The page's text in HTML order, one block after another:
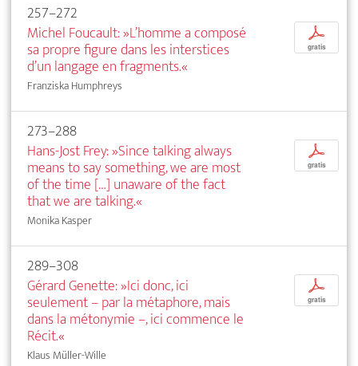
257–272
Michel Foucault: »L’homme a composé
sa propre figure dans les interstices
d’un langage en fragments.«
Franziska Humphreys
p
gratis
273–288
Hans-Jost Frey: »Since talking always
means to say something, we are most
of the time […] unaware of the fact
that we are talking.«
Monika Kasper
p
gratis
289–308
Gérard Genette: »Ici donc, ici
seulement – par la métaphore, mais
dans la métonymie –, ici commence le
Récit.«
Klaus Müller-Wille
p
gratis